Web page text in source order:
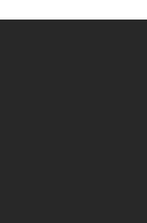
y piel
de infecciones
y Bombas de
control,
Social Empresaria